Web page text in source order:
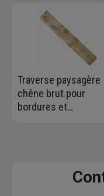
Traverse paysagère
chêne brut pour
bordures et